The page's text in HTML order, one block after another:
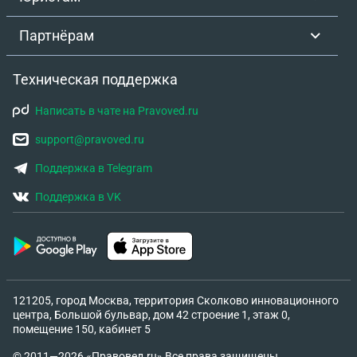
Партнёрам
Техническая поддержка
Написать в чате на Pravoved.ru
support@pravoved.ru
Поддержка в Telegram
Поддержка в VK
121205, город Москва, территория Сколково инновационного
центра, Большой бульвар, дом 42 строение 1, этаж 0,
помещение 150, кабинет 5